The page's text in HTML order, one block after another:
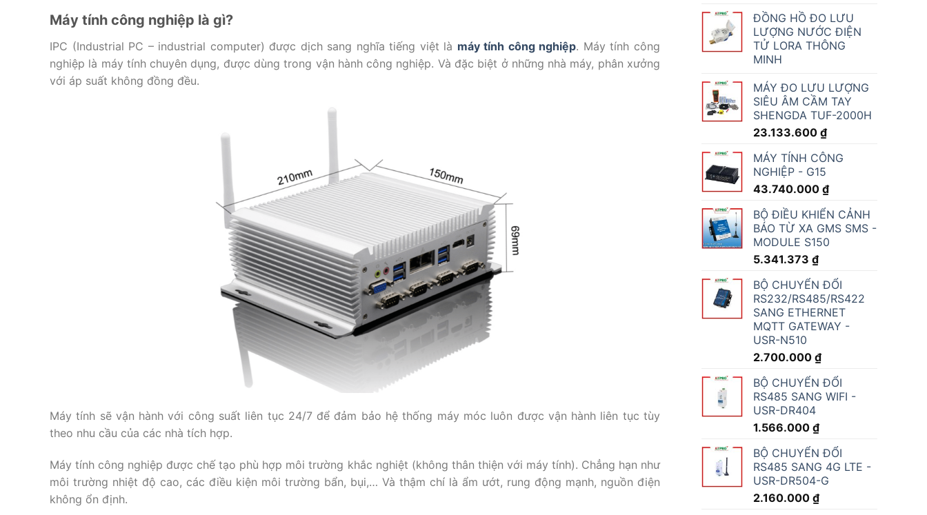
Máy tính công nghiệp là gì?
IPC (Industrial PC – industrial computer) được dịch sang nghĩa tiếng việt là máy tính công nghiệp. Máy tính công
nghiệp là máy tính chuyên dụng, được dùng trong vận hành công nghiệp. Và đặc biệt ở những nhà máy, phân xưởng
với áp suất không đồng đều.
Máy tính sẽ vận hành với công suất liên tục 24/7 để đảm bảo hệ thống máy móc luôn được vận hành liên tục tùy
theo nhu cầu của các nhà tích hợp.
Máy tính công nghiệp được chế tạo phù hợp môi trường khắc nghiệt (không thân thiện với máy tính). Chẳng hạn như
môi trường nhiệt độ cao, các điều kiện môi trường bẩn, bụi,… Và thậm chí là ẩm ướt, rung động mạnh, nguồn điện
không ổn định.
ĐỒNG HỒ ĐO LƯU
LƯỢNG NƯỚC ĐIỆN
TỬ LORA THÔNG
MINH
MÁY ĐO LƯU LƯỢNG
SIÊU ÂM CẦM TAY
SHENGDA TUF-2000H
23.133.600 ₫
MÁY TÍNH CÔNG
NGHIỆP - G15
43.740.000 ₫
BỘ ĐIỀU KHIỂN CẢNH
BÁO TỪ XA GMS SMS -
MODULE S150
5.341.373 ₫
BỘ CHUYỂN ĐỔI
RS232/RS485/RS422
SANG ETHERNET
MQTT GATEWAY -
USR-N510
2.700.000 ₫
BỘ CHUYỂN ĐỔI
RS485 SANG WIFI -
USR-DR404
1.566.000 ₫
BỘ CHUYỂN ĐỔI
RS485 SANG 4G LTE -
USR-DR504-G
2.160.000 ₫